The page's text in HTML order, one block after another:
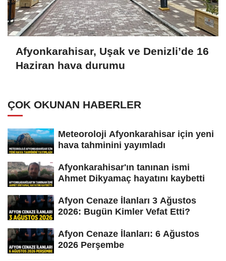
Afyonkarahisar, Uşak ve Denizli’de 16
Haziran hava durumu
ÇOK OKUNAN HABERLER
Meteoroloji Afyonkarahisar için yeni
hava tahminini yayımladı
Afyonkarahisar'ın tanınan ismi
Ahmet Dikyamaç hayatını kaybetti
Afyon Cenaze İlanları 3 Ağustos
2026: Bugün Kimler Vefat Etti?
Afyon Cenaze İlanları: 6 Ağustos
2026 Perşembe